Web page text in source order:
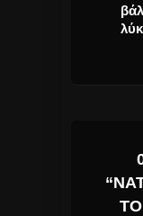
λύκο